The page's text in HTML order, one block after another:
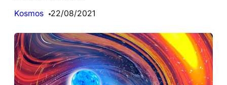
Kosmos
22/08/2021